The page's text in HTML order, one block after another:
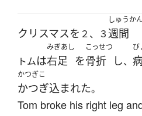
クリスマスを ２、３
しゅうか
週間
トムは
みぎあし
右足 を
こっせつ
骨折 し、
び
かつぎこ
かつぎ込まれた。
Tom broke his right leg